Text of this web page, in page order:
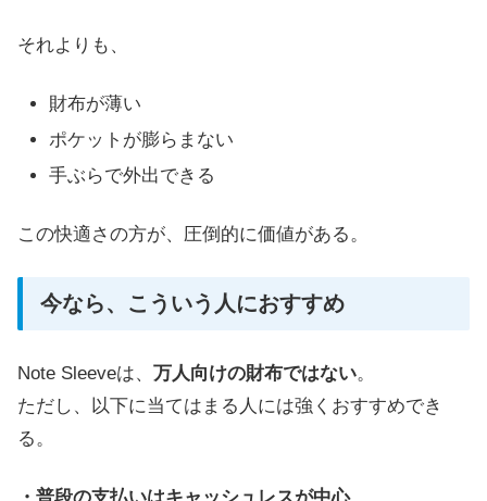
それよりも、
財布が薄い
ポケットが膨らまない
手ぶらで外出できる
この快適さの方が、圧倒的に価値がある。
今なら、こういう人におすすめ
Note Sleeveは、 万人向けの財布ではない。
ただし、以下に当てはまる人には強くおすすめでき
る。